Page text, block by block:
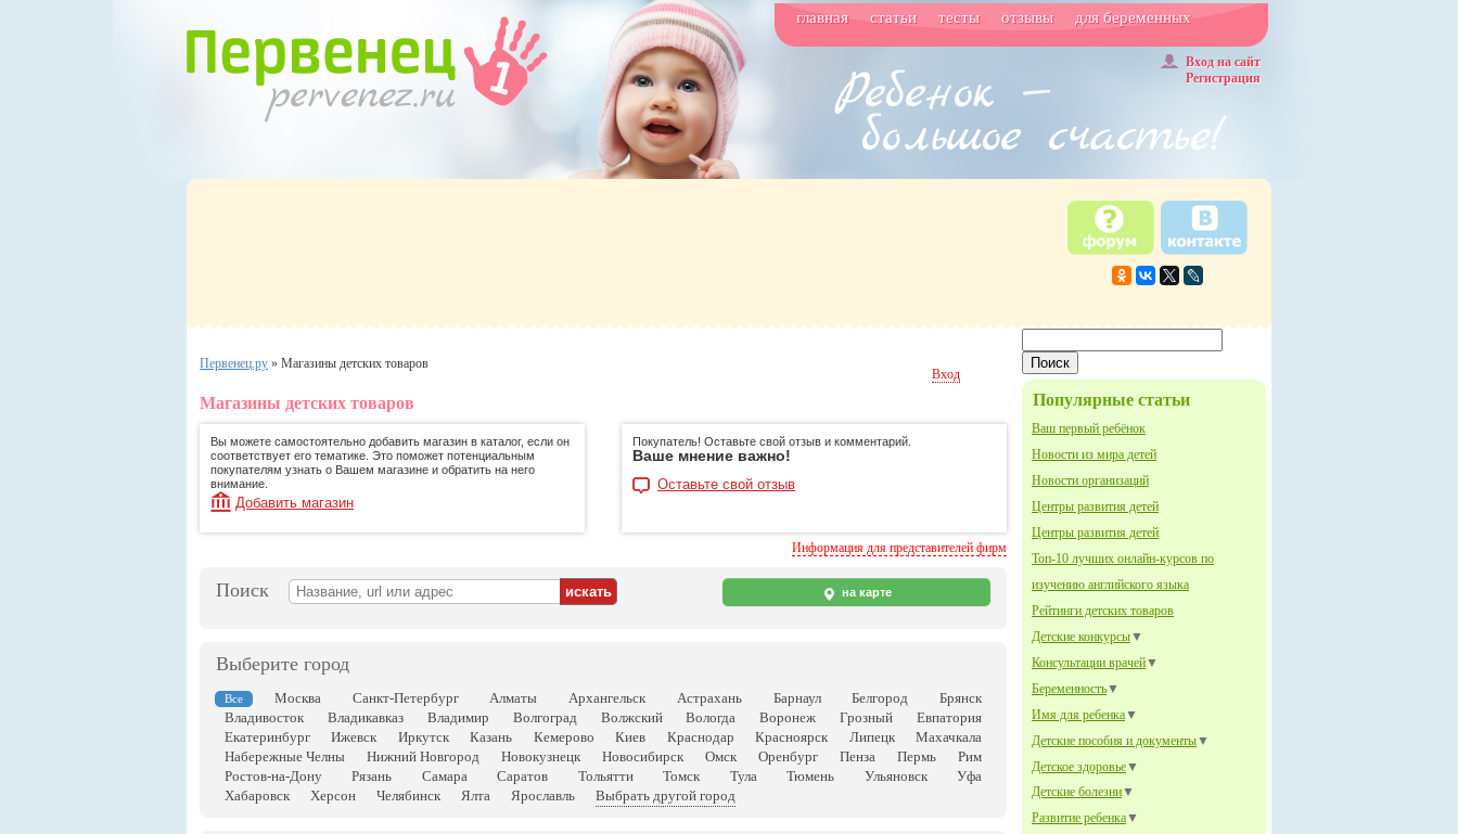
главная статьи тесты отзывы для беременных
Вход на сайт
Регистрация
Популярные статьи
Ваш первый ребёнок
Новости из мира детей
Новости организаций
Центры развития детей
Центры развития детей
Топ-10 лучших онлайн-курсов по
изучению английского языка
Рейтинги детских товаров
Детские конкурсы▼
Консультации врачей▼
Беременность▼
Имя для ребенка▼
Детские пособия и документы▼
Детское здоровье▼
Детские болезни▼
Развитие ребенка▼
Первенец.ру » Магазины детских товаров
Вход
Магазины детских товаров
Вы можете самостоятельно добавить магазин в каталог, если он
соответствует его тематике. Это поможет потенциальным
покупателям узнать о Вашем магазине и обратить на него
внимание.
Добавить магазин
Покупатель! Оставьте свой отзыв и комментарий.
Ваше мнение важно!
Оставьте свой отзыв
Информация для представителей фирм
Поиск на карте
Выберите город
Все Москва Санкт-Петербург Алматы Архангельск Астрахань Барнаул Белгород
Брянск
Владивосток
Владикавказ Владимир Волгоград Волжский Вологда Воронеж Грозный
Евпатория
Екатеринбург
Ижевск Иркутск Казань Кемерово Киев Краснодар Красноярск Липецк
Махачкала
Набережные Челны
Нижний Новгород Новокузнецк Новосибирск Омск Оренбург Пенза Пермь
Рим
Ростов-на-Дону
Рязань Самара Саратов Тольятти Томск Тула Тюмень Ульяновск
Уфа
Хабаровск
Херсон Челябинск Ялта Ярославль Выбрать другой город